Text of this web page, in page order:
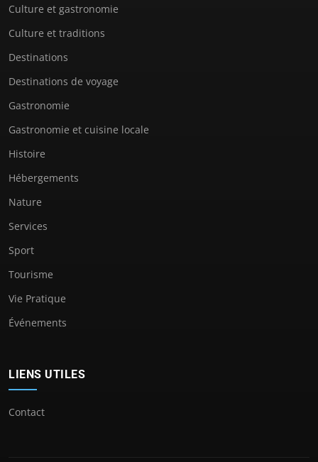
Culture et gastronomie
Culture et traditions
Destinations
Destinations de voyage
Gastronomie
Gastronomie et cuisine locale
Histoire
Hébergements
Nature
Services
Sport
Tourisme
Vie Pratique
Événements
LIENS UTILES
Contact